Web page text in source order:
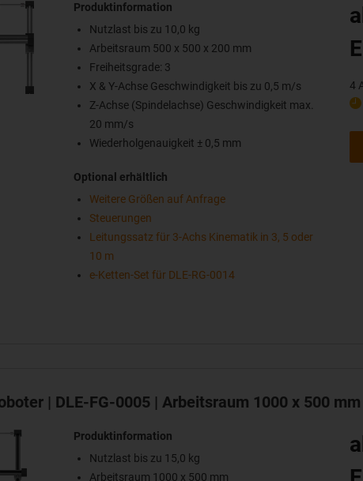
Produktinformation
Nutzlast bis zu 10,0 kg
Arbeitsraum 500 x 500 x 200 mm
Freiheitsgrade: 3
X & Y-Achse Geschwindigkeit bis zu 0,5 m/s
Z-Achse (Spindelachse) Geschwindigkeit max.
20 mm/s
Wiederholgenauigkeit ± 0,5 mm
Optional erhältlich
Weitere Größen auf Anfrage
Steuerungen
Leitungssatz für 3-Achs Kinematik in 3, 5 oder
10 m
e-Ketten-Set für DLE-RG-0014
4
| DLE-FG-0005 | Arbeitsraum 1000 x 500 mm
Produktinformation
Nutzlast bis zu 15,0 kg
Arbeitsraum 1000 x 500 mm